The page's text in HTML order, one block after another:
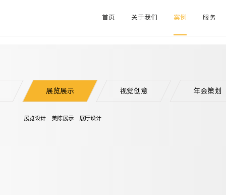
首页 关于我们 案例 服务
展览展示
展览设计 美陈展示 展厅设计
视觉创意 年会策划